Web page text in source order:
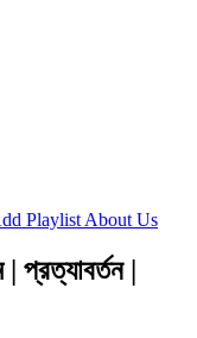
Playlist About Us
| প্রত্যাবর্তন |